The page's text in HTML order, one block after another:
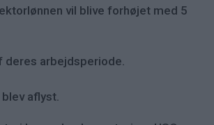
vil blive forhøjet med 5
deres arbejdsperiode.
aflyst.